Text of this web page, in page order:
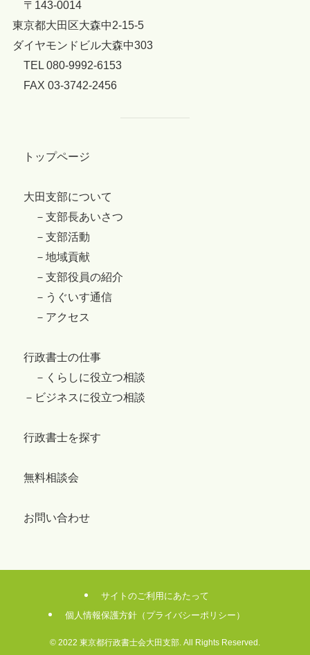
〒143-0014
東京都大田区大森中2-15-5
ダイヤモンドビル大森中303
TEL 080-9992-6153
FAX 03-3742-2456
トップページ
大田支部について
－支部長あいさつ
－支部活動
－地域貢献
－支部役員の紹介
－うぐいす通信
－アクセス
行政書士の仕事
－くらしに役立つ相談
－ビジネスに役立つ相談
行政書士を探す
無料相談会
お問い合わせ
サイトのご利用にあたって
個人情報保護方針（プライバシーポリシー）
© 2022 東京都行政書士会大田支部. All Rights Reserved.